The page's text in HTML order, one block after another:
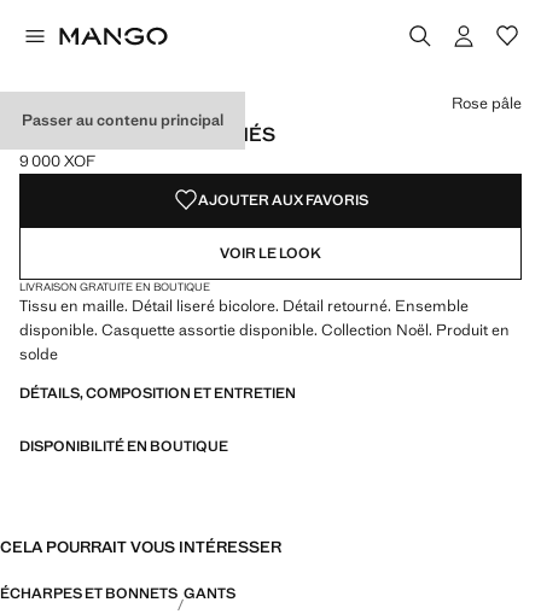
Passer au contenu principal
GANTS MAILLE COMBINÉS
Prix actuel [9 000 XOF ]
9 000 XOF
Choisissez une couleur
Couleur Sable
Couleur Rose pâle sélectionnée
Rose pâle
AJOUTER AUX FAVORIS
VOIR LE LOOK
LIVRAISON GRATUITE EN BOUTIQUE
Tissu en maille. Détail liseré bicolore. Détail retourné. Ensemble
disponible. Casquette assortie disponible. Collection Noël. Produit en
solde
DÉTAILS, COMPOSITION ET ENTRETIEN
DISPONIBILITÉ EN BOUTIQUE
CELA POURRAIT VOUS INTÉRESSER
ÉCHARPES ET BONNETS GANTS